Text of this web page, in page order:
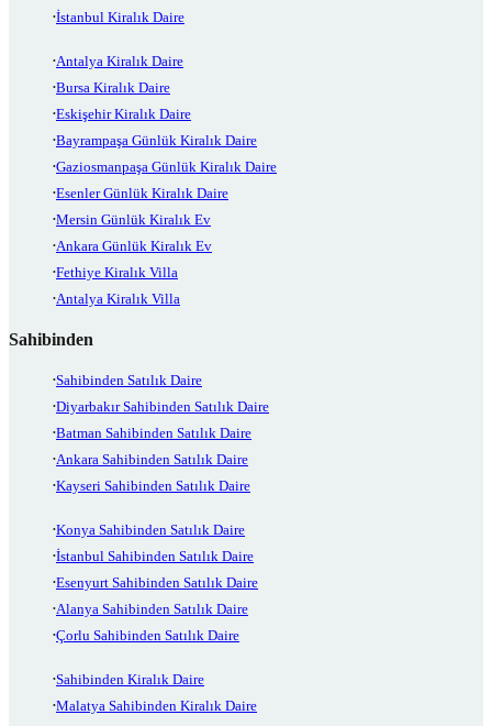
İstanbul Kiralık Daire
Antalya Kiralık Daire
Bursa Kiralık Daire
Eskişehir Kiralık Daire
Bayrampaşa Günlük Kiralık Daire
Gaziosmanpaşa Günlük Kiralık Daire
Esenler Günlük Kiralık Daire
Mersin Günlük Kiralık Ev
Ankara Günlük Kiralık Ev
Fethiye Kiralık Villa
Antalya Kiralık Villa
Sahibinden
Sahibinden Satılık Daire
Diyarbakır Sahibinden Satılık Daire
Batman Sahibinden Satılık Daire
Ankara Sahibinden Satılık Daire
Kayseri Sahibinden Satılık Daire
Konya Sahibinden Satılık Daire
İstanbul Sahibinden Satılık Daire
Esenyurt Sahibinden Satılık Daire
Alanya Sahibinden Satılık Daire
Çorlu Sahibinden Satılık Daire
Sahibinden Kiralık Daire
Malatya Sahibinden Kiralık Daire